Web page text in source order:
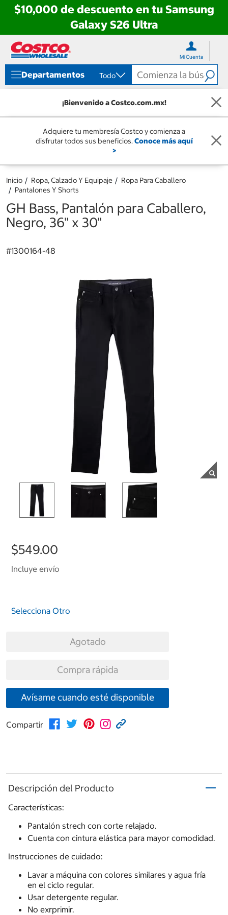
$10,000 de descuento en tu Samsung
Galaxy S26 Ultra
directo
contenido
directo
menú
navegación
Mi Cuenta
Departamentos Todo
¡Bienvenido a Costco.com.mx!
Adquiere tu membresía Costco y comienza a
disfrutar todos sus beneficios.Conoce más aquí
>
Inicio Ropa, Calzado Y Equipaje
Ropa Para Caballero
Pantalones Y Shorts
GH Bass, Pantalón para Caballero,
Negro, 36" x 30"
#1300164-48
$549.00
Incluye envío
Selecciona Otro
Agotado
Compra rápida
Avísame cuando esté disponible
Compartir
Descripción del Producto
Características:
Pantalón strech con corte relajado.
Cuenta con cintura elástica para mayor comodidad.
Instrucciones de cuidado:
Lavar a máquina con colores similares y agua fría
en el ciclo regular.
Usar detergente regular.
No exrprimir.